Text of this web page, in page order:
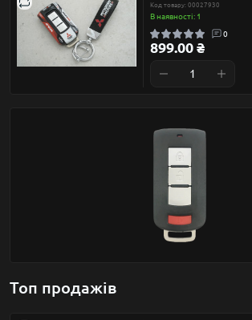
Код товару: 00027930
В наявності: 1
0
899.00 ₴
Топ продажів